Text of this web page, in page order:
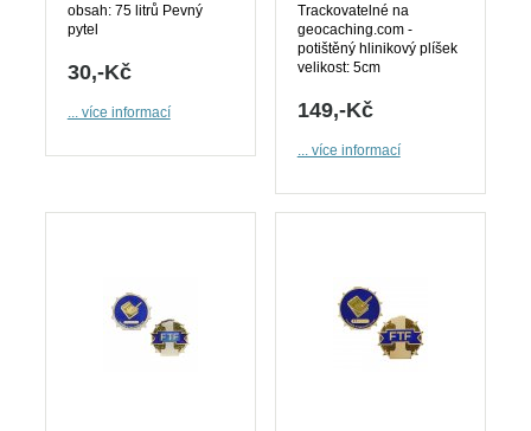
obsah: 75 litrů Pevný
pytel
30,-Kč
... více informací
Trackovatelné na
geocaching.com -
potištěný hlinikový plíšek
velikost: 5cm
149,-Kč
... více informací